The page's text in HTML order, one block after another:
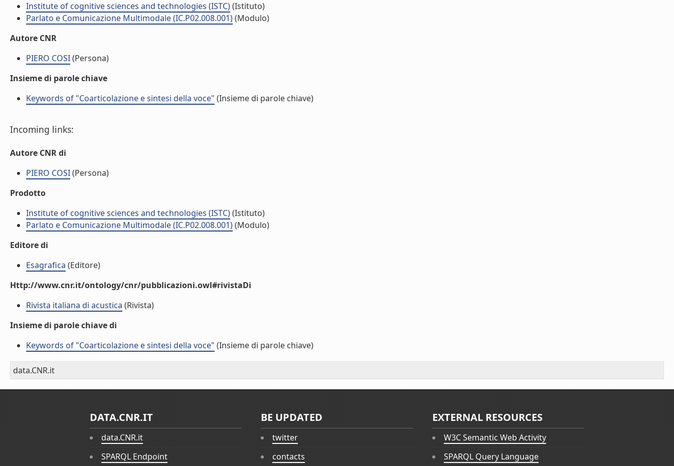
Institute of cognitive sciences and technologies (ISTC)(Istituto)
Parlato e Comunicazione Multimodale (IC.P02.008.001)(Modulo)
Autore CNR
PIERO COSI(Persona)
Insieme di parole chiave
Keywords of "Coarticolazione e sintesi della voce" (Insieme di parole chiave)
Incoming links:
Autore CNR di
PIERO COSI(Persona)
Prodotto
Institute of cognitive sciences and technologies (ISTC)(Istituto)
Parlato e Comunicazione Multimodale (IC.P02.008.001)(Modulo)
Editore di
Esagrafica (Editore)
Http://www.cnr.it/ontology/cnr/pubblicazioni.owl#rivistaDi
Rivista italiana di acustica (Rivista)
Insieme di parole chiave di
Keywords of "Coarticolazione e sintesi della voce" (Insieme di parole chiave)
data.CNR.it
DATA.CNR.IT
data.CNR.it
SPARQL Endpoint
BE UPDATED
twitter
contacts
EXTERNAL RESOURCES
W3C Semantic Web Activity
SPARQL Query Language